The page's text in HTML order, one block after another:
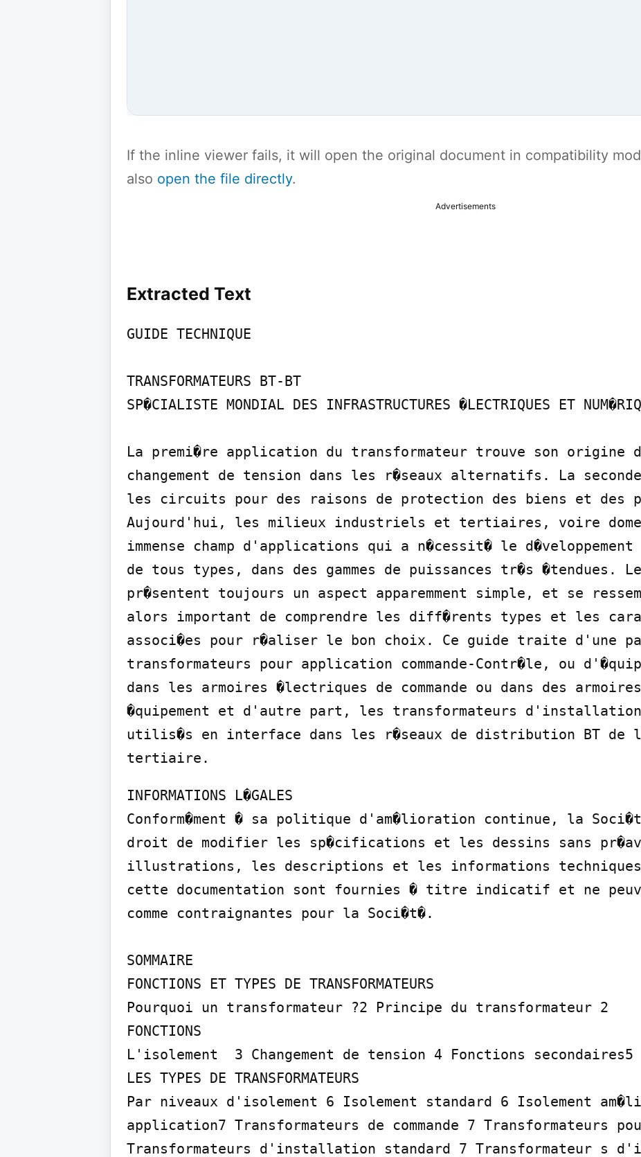
If the inline viewer fails, it will open the original document in compatibility
also open the file directly.
Advertisements
Extracted Text
GUIDE TECHNIQUE
TRANSFORMATEURS BT-BT
SP�CIALISTE MONDIAL DES INFRASTRUCTURES �LECTRIQUES ET
La premi�re application du transformateur trouve son origine
changement de tension dans les r�seaux alternatifs. La
les circuits pour des raisons de protection des biens et des
Aujourd'hui, les milieux industriels et tertiaires, voire
immense champ d'applications qui a n�cessit� le
de tous types, dans des gammes de puissances tr�s �tendues.
pr�sentent toujours un aspect apparemment simple, et se
alors important de comprendre les diff�rents types et les
associ�es pour r�aliser le bon choix. Ce guide traite d'une
transformateurs pour application commande-Contr�le, ou
dans les armoires �lectriques de commande ou dans des
�quipement et d'autre part, les transformateurs d'installation
utilis�s en interface dans les r�seaux de distribution BT
tertiaire.
INFORMATIONS L�GALES
Conform�ment � sa politique d'am�lioration continue, la
droit de modifier les sp�cifications et les dessins sans
illustrations, les descriptions et les informations techniques
cette documentation sont fournies � titre indicatif et ne
comme contraignantes pour la Soci�t�.
SOMMAIRE
FONCTIONS ET TYPES DE TRANSFORMATEURS
Pourquoi un transformateur ?2 Principe du transformateur 2
FONCTIONS
L'isolement  3 Changement de tension 4 Fonctions secondaires5
LES TYPES DE TRANSFORMATEURS
Par niveaux d'isolement 6 Isolement standard 6 Isolement
application7 Transformateurs de commande 7 Transformateurs
Transformateurs d'installation standard 7 Transformateur s